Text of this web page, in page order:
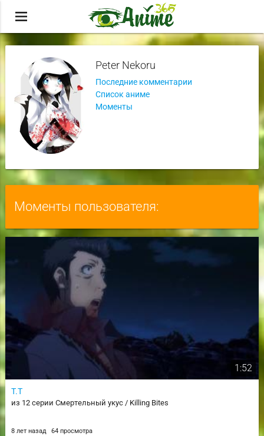
menu
Peter Nekoru
Последние комментарии
Список аниме
Моменты
Моменты пользователя:
1:52
T.T
из 12 серии Смертельный укус / Killing Bites
8 лет назад 64 просмотра